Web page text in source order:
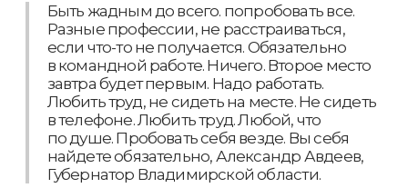
Быть жадным до всего. попробовать все.
Разные профессии, не расстраиваться,
если что-то не получается. Обязательно
в командной работе. Ничего. Второе место
завтра будет первым. Надо работать.
Любить труд, не сидеть на месте. Не сидеть
в телефоне. Любить труд. Любой, что
по душе. Пробовать себя везде. Вы себя
найдете обязательно, Александр Авдеев,
Губернатор Владимирской области.